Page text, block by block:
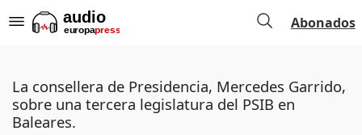
Abonados
La consellera de Presidencia, Mercedes Garrido,
sobre una tercera legislatura del PSIB en
Baleares.